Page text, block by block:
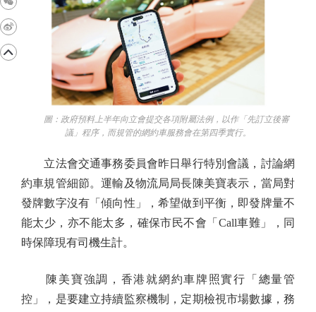
圖：政府預料上半年向立會提交各項附屬法例，以作「先訂立後審
議」程序，而規管的網約車服務會在第四季實行。
立法會交通事務委員會昨日舉行特別會議，討論網
約車規管細節。運輸及物流局局長陳美寶表示，當局對
發牌數字沒有「傾向性」，希望做到平衡，即發牌量不
能太少，亦不能太多，確保市民不會「Call車難」，同
時保障現有司機生計。
陳美寶強調，香港就網約車牌照實行「總量管
控」，是要建立持續監察機制，定期檢視市場數據，務